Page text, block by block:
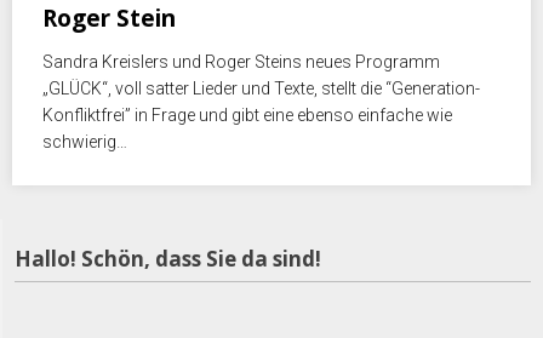
Roger Stein
Sandra Kreislers und Roger Steins neues Programm
„GLÜCK“, voll satter Lieder und Texte, stellt die “Generation-
Konfliktfrei” in Frage und gibt eine ebenso einfache wie
schwierig…
Hallo! Schön, dass Sie da sind!